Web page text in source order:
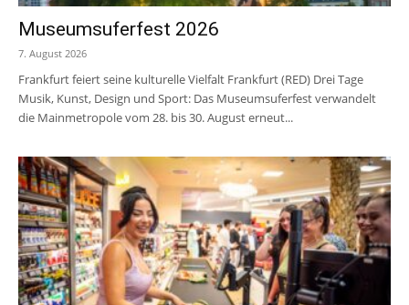
Museumsuferfest 2026
7. August 2026
Frankfurt feiert seine kulturelle Vielfalt Frankfurt (RED) Drei Tage
Musik, Kunst, Design und Sport: Das Museumsuferfest verwandelt
die Mainmetropole vom 28. bis 30. August erneut...